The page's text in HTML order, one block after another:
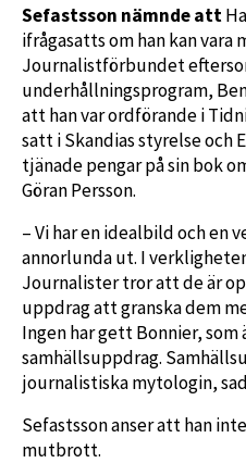
Sefastsson nämnde att
ifrågasatts om han kan vara
Journalistförbundet
underhållningsprogram,
att han var ordförande i
satt i Skandias styrelse och
tjänade pengar på sin bok
Göran Persson.
– Vi har en idealbild och en
annorlunda ut. I
Journalister tror att de är
uppdrag att granska dem
Ingen har gett Bonnier, som
samhällsuppdrag.
journalistiska mytologin,
Sefastsson anser att han
mutbrott.